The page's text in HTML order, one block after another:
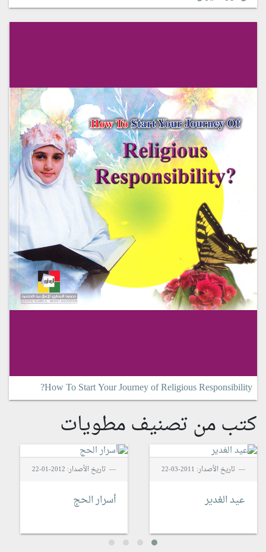
How To Start Your Journey of Religious Responsibility?
كتب من تصنيف مطويات
تاريخ الأصدار: 2011-03-22
عيد الغدير
تاريخ الأصدار: 2012-01-22
أسرار الحج